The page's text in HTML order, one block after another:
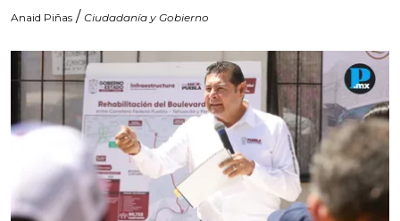
Anaid Piñas / Ciudadanía y Gobierno